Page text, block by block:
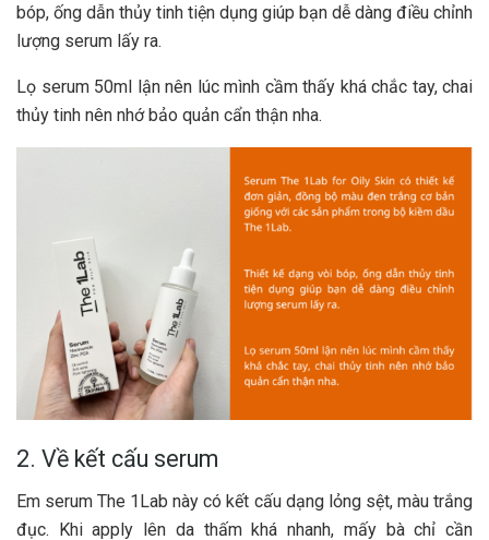
bóp, ống dẫn thủy tinh tiện dụng giúp bạn dễ dàng điều chỉnh
lượng serum lấy ra.
Lọ serum 50ml lận nên lúc mình cầm thấy khá chắc tay, chai
thủy tinh nên nhớ bảo quản cẩn thận nha.
2. Về kết cấu serum
Em serum The 1Lab này có kết cấu dạng lỏng sệt, màu trắng
đục. Khi apply lên da thấm khá nhanh, mấy bà chỉ cần